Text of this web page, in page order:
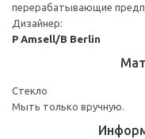
перерабатывающие
Дизайнер:
P Amsell/B Berlin
Стекло
Мыть только вручную.